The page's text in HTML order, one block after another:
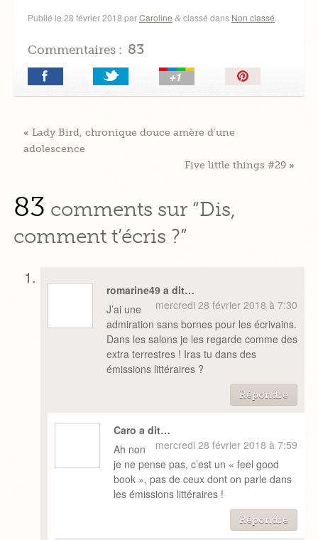
Publié le 28 février 2018 parCaroline &classé dans Non classé
Commentaires : 83
Épingler!
«Lady Bird, chronique douce amère d’une
adolescence
Five little things #29»
83 comments sur “Dis,
comment t’écris ?”
romarine49 a dit…
mercredi 28 février 2018 à 7:30
J’ai une
admiration sans bornes pour les écrivains.
Dans les salons je les regarde comme des
extra terrestres ! Iras tu dans des
émissions littéraires ?
Répondre
Caro a dit…
mercredi 28 février 2018 à 7:59
Ah non
je ne pense pas, c’est un « feel good
book », pas de ceux dont on parle dans
les émissions littéraires !
Répondre